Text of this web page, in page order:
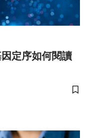
定序如何閱讀
儲